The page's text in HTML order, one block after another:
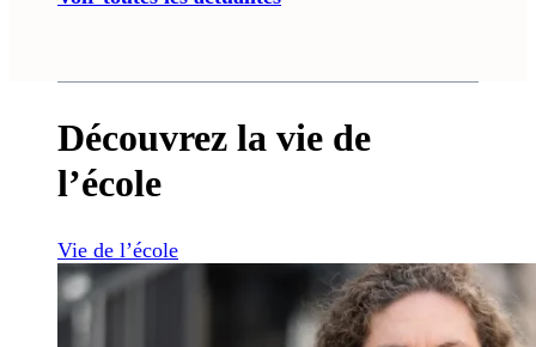
Découvrez la vie de
l’école
Vie de l’école